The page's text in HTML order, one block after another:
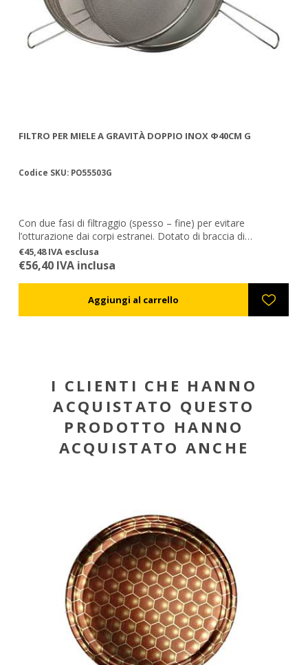
FILTRO PER MIELE A GRAVITÀ DOPPIO ΙΝΟΧ Φ40CM G
Codice SKU: PO55503G
Con due fasi di filtraggio (spesso – fine) per evitare
l’otturazione dai corpi estranei. Dotato di braccia di
sostegno regolabili per adattarsi sopra ai contenitori di
miele.
€45,48 IVA esclusa
€56,40 IVA inclusa
I CLIENTI CHE HANNO
ACQUISTATO QUESTO
PRODOTTO HANNO
ACQUISTATO ANCHE